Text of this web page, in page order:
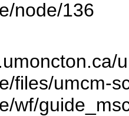
node/136
files/umcm-
wf/